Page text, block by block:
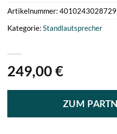
249,00 €
ZUM
Artikelnummer: 4010243028729
Kategorie: Standlautsprecher